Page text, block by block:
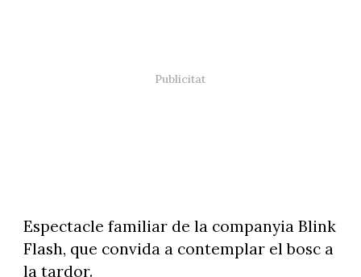
Espectacle familiar de la companyia Blink
Flash, que convida a contemplar el bosc a
la tardor.